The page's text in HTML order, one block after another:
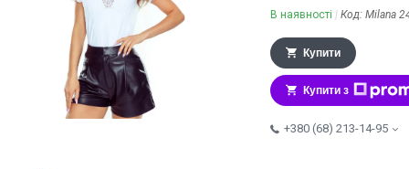
В наявності Код: Milana
Купити
Купити з
+380 (68) 213-14-95